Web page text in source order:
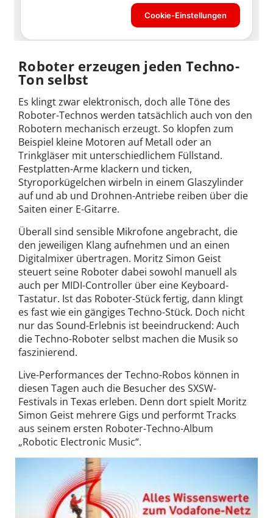
Roboter erzeugen jeden Techno-
Ton selbst
Es klingt zwar elektronisch, doch alle Töne des
Roboter-Technos werden tatsächlich auch von den
Robotern mechanisch erzeugt. So klopfen zum
Beispiel kleine Motoren auf Metall oder an
Trinkgläser mit unterschiedlichem Füllstand.
Festplatten-Arme klackern und ticken,
Styroporkügelchen wirbeln in einem Glaszylinder
auf und ab und Drohnen-Antriebe reiben über die
Saiten einer E-Gitarre.
Überall sind sensible Mikrofone angebracht, die
den jeweiligen Klang aufnehmen und an einen
Digitalmixer übertragen. Moritz Simon Geist
steuert seine Roboter dabei sowohl manuell als
auch per MIDI-Controller über eine Keyboard-
Tastatur. Ist das Roboter-Stück fertig, dann klingt
es fast wie ein gängiges Techno-Stück. Doch nicht
nur das Sound-Erlebnis ist beeindruckend: Auch
die Techno-Roboter selbst machen die Musik so
faszinierend.
Live-Performances der Techno-Robos können in
diesen Tagen auch die Besucher des SXSW-
Festivals in Texas erleben. Denn dort spielt Moritz
Simon Geist mehrere Gigs und performt Tracks
aus seinem ersten Roboter-Techno-Album
„Robotic Electronic Music“.